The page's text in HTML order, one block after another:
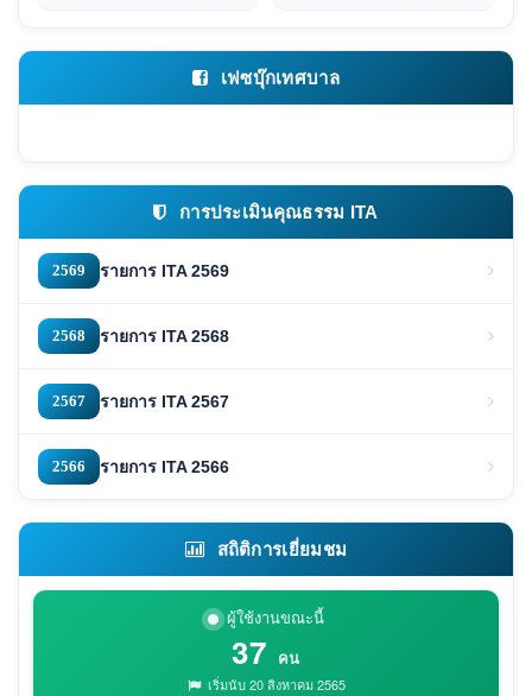
เฟซบุ๊กเทศบาล
การประเมินคุณธรรม ITA
2569 รายการ ITA 2569
2568 รายการ ITA 2568
2567 รายการ ITA 2567
2566 รายการ ITA 2566
สถิติการเยี่ยมชม
ผู้ใช้งานขณะนี้
37 คน
เริ่มนับ 20 สิงหาคม 2565